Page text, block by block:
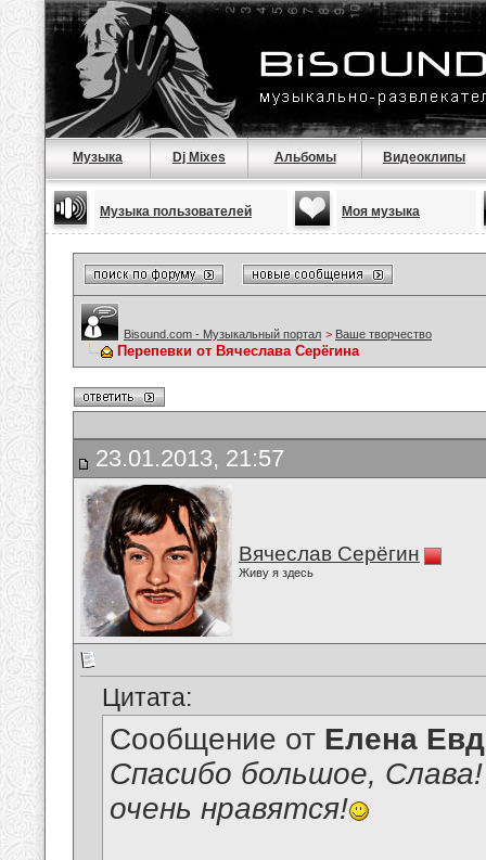
Музыка Dj Mixes Альбомы Видеоклипы
Музыка пользователей Моя музыка
Bisound.com - Музыкальный портал > Ваше творчество
Перепевки от Вячеслава Серёгина
23.01.2013, 21:57
Вячеслав Серёгин
Живу я здесь
Цитата:
Сообщение от Елена
Спасибо большое,
очень нравятся!